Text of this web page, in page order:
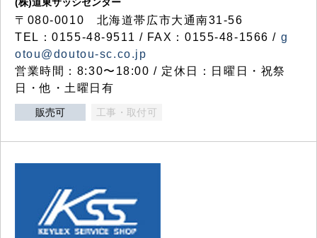
〒080-0010 北海道帯広市大通南31-56
TEL：0155-48-9511 / FAX：0155-48-1566 / g
otou@doutou-sc.co.jp
営業時間：8:30〜18:00 / 定休日：日曜日・祝祭
日・他・土曜日有
販売可 工事・取付可